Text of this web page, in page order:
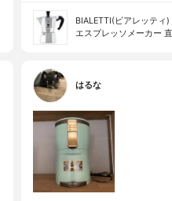
BIALETTI(ビアレッティ)
エスプレッソメーカー
はるな